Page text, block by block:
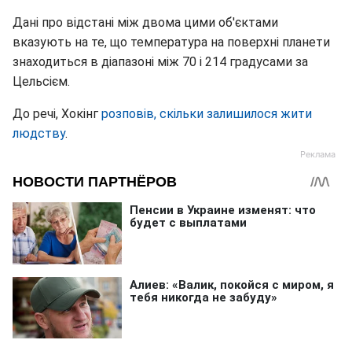
Дані про відстані між двома цими об'єктами
вказують на те, що температура на поверхні планети
знаходиться в діапазоні між 70 і 214 градусами за
Цельсієм.
До речі, Хокінг розповів, скільки залишилося жити
людству.